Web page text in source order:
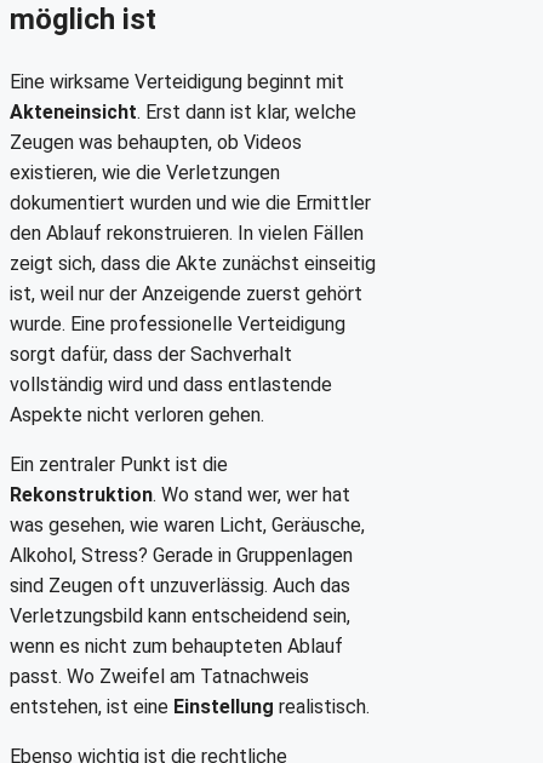
möglich ist
Eine wirksame Verteidigung beginnt mit
Akteneinsicht. Erst dann ist klar, welche
Zeugen was behaupten, ob Videos
existieren, wie die Verletzungen
dokumentiert wurden und wie die Ermittler
den Ablauf rekonstruieren. In vielen Fällen
zeigt sich, dass die Akte zunächst einseitig
ist, weil nur der Anzeigende zuerst gehört
wurde. Eine professionelle Verteidigung
sorgt dafür, dass der Sachverhalt
vollständig wird und dass entlastende
Aspekte nicht verloren gehen.
Ein zentraler Punkt ist die
Rekonstruktion. Wo stand wer, wer hat
was gesehen, wie waren Licht, Geräusche,
Alkohol, Stress? Gerade in Gruppenlagen
sind Zeugen oft unzuverlässig. Auch das
Verletzungsbild kann entscheidend sein,
wenn es nicht zum behaupteten Ablauf
passt. Wo Zweifel am Tatnachweis
entstehen, ist eine Einstellung realistisch.
Ebenso wichtig ist die rechtliche